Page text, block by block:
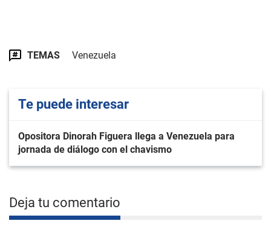
TEMAS Venezuela
Te puede interesar
Opositora Dinorah Figuera llega a Venezuela para
jornada de diálogo con el chavismo
Deja tu comentario